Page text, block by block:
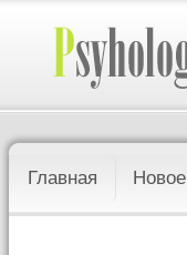
Главная Новое